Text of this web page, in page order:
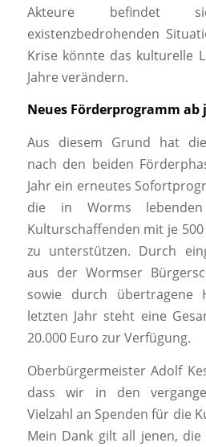
Akteure befindet
existenzbedrohenden
Krise könnte das kulturelle
Jahre verändern.
Neues Förderprogramm
Aus diesem Grund hat
nach den beiden
Jahr ein erneutes
die in Worms
Kulturschaffenden mit je
zu unterstützen. Durch
aus der Wormser
sowie durch übertragene
letzten Jahr steht eine
20.000 Euro zur Verfügung.
Oberbürgermeister Adolf
dass wir in den
Vielzahl an Spenden für die
Mein Dank gilt all jenen,